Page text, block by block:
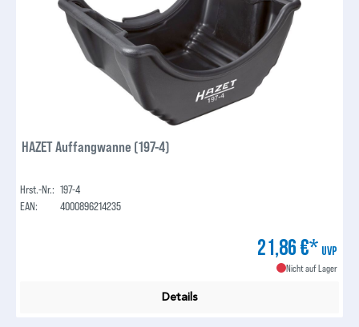
HAZET Auffangwanne (197-4)
Hrst.-Nr.: 197-4
EAN:
4000896214235
21,86 €* UVP
Nicht auf Lager
Details